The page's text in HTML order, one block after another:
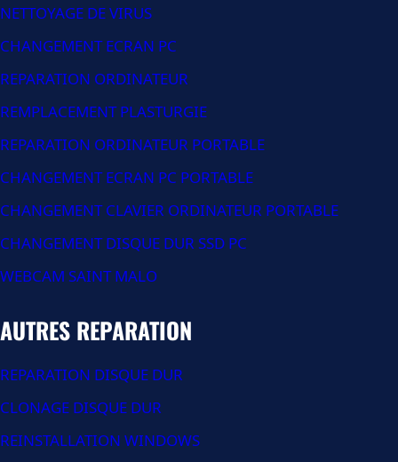
NETTOYAGE DE VIRUS
CHANGEMENT ECRAN PC
REPARATION ORDINATEUR
REMPLACEMENT PLASTURGIE
REPARATION ORDINATEUR PORTABLE
CHANGEMENT ECRAN PC PORTABLE
CHANGEMENT CLAVIER ORDINATEUR PORTABLE
CHANGEMENT DISQUE DUR SSD PC
WEBCAM SAINT MALO
AUTRES REPARATION
REPARATION DISQUE DUR
CLONAGE DISQUE DUR
REINSTALLATION WINDOWS